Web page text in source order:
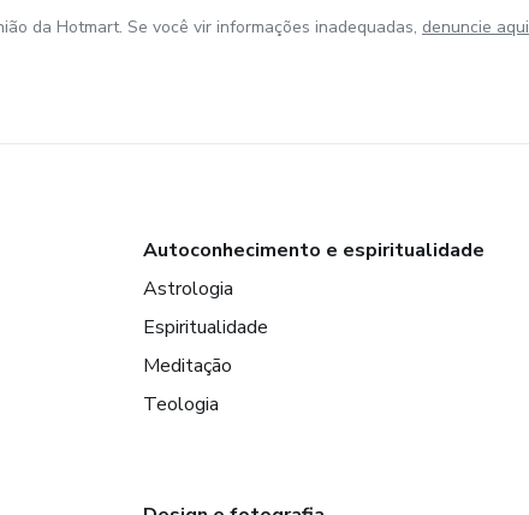
da Hotmart. Se você vir informações inadequadas, denuncie aqui
Autoconhecimento e espiritualidade
Astrologia
Espiritualidade
Meditação
Teologia